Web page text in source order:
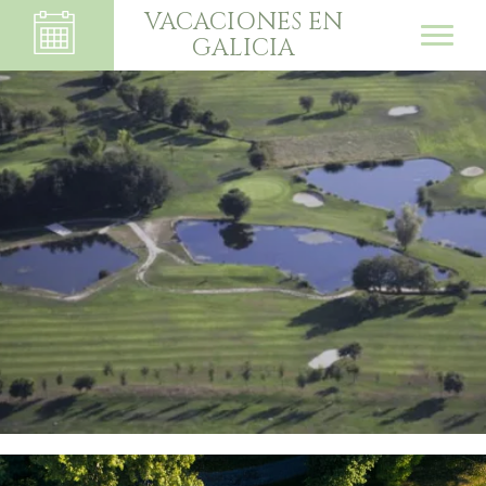
VACACIONES EN
GALICIA